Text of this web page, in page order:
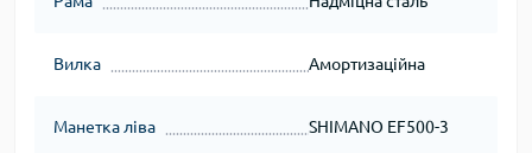
Вилка Амортизаційна
Манетка ліва SHIMANO EF500-3